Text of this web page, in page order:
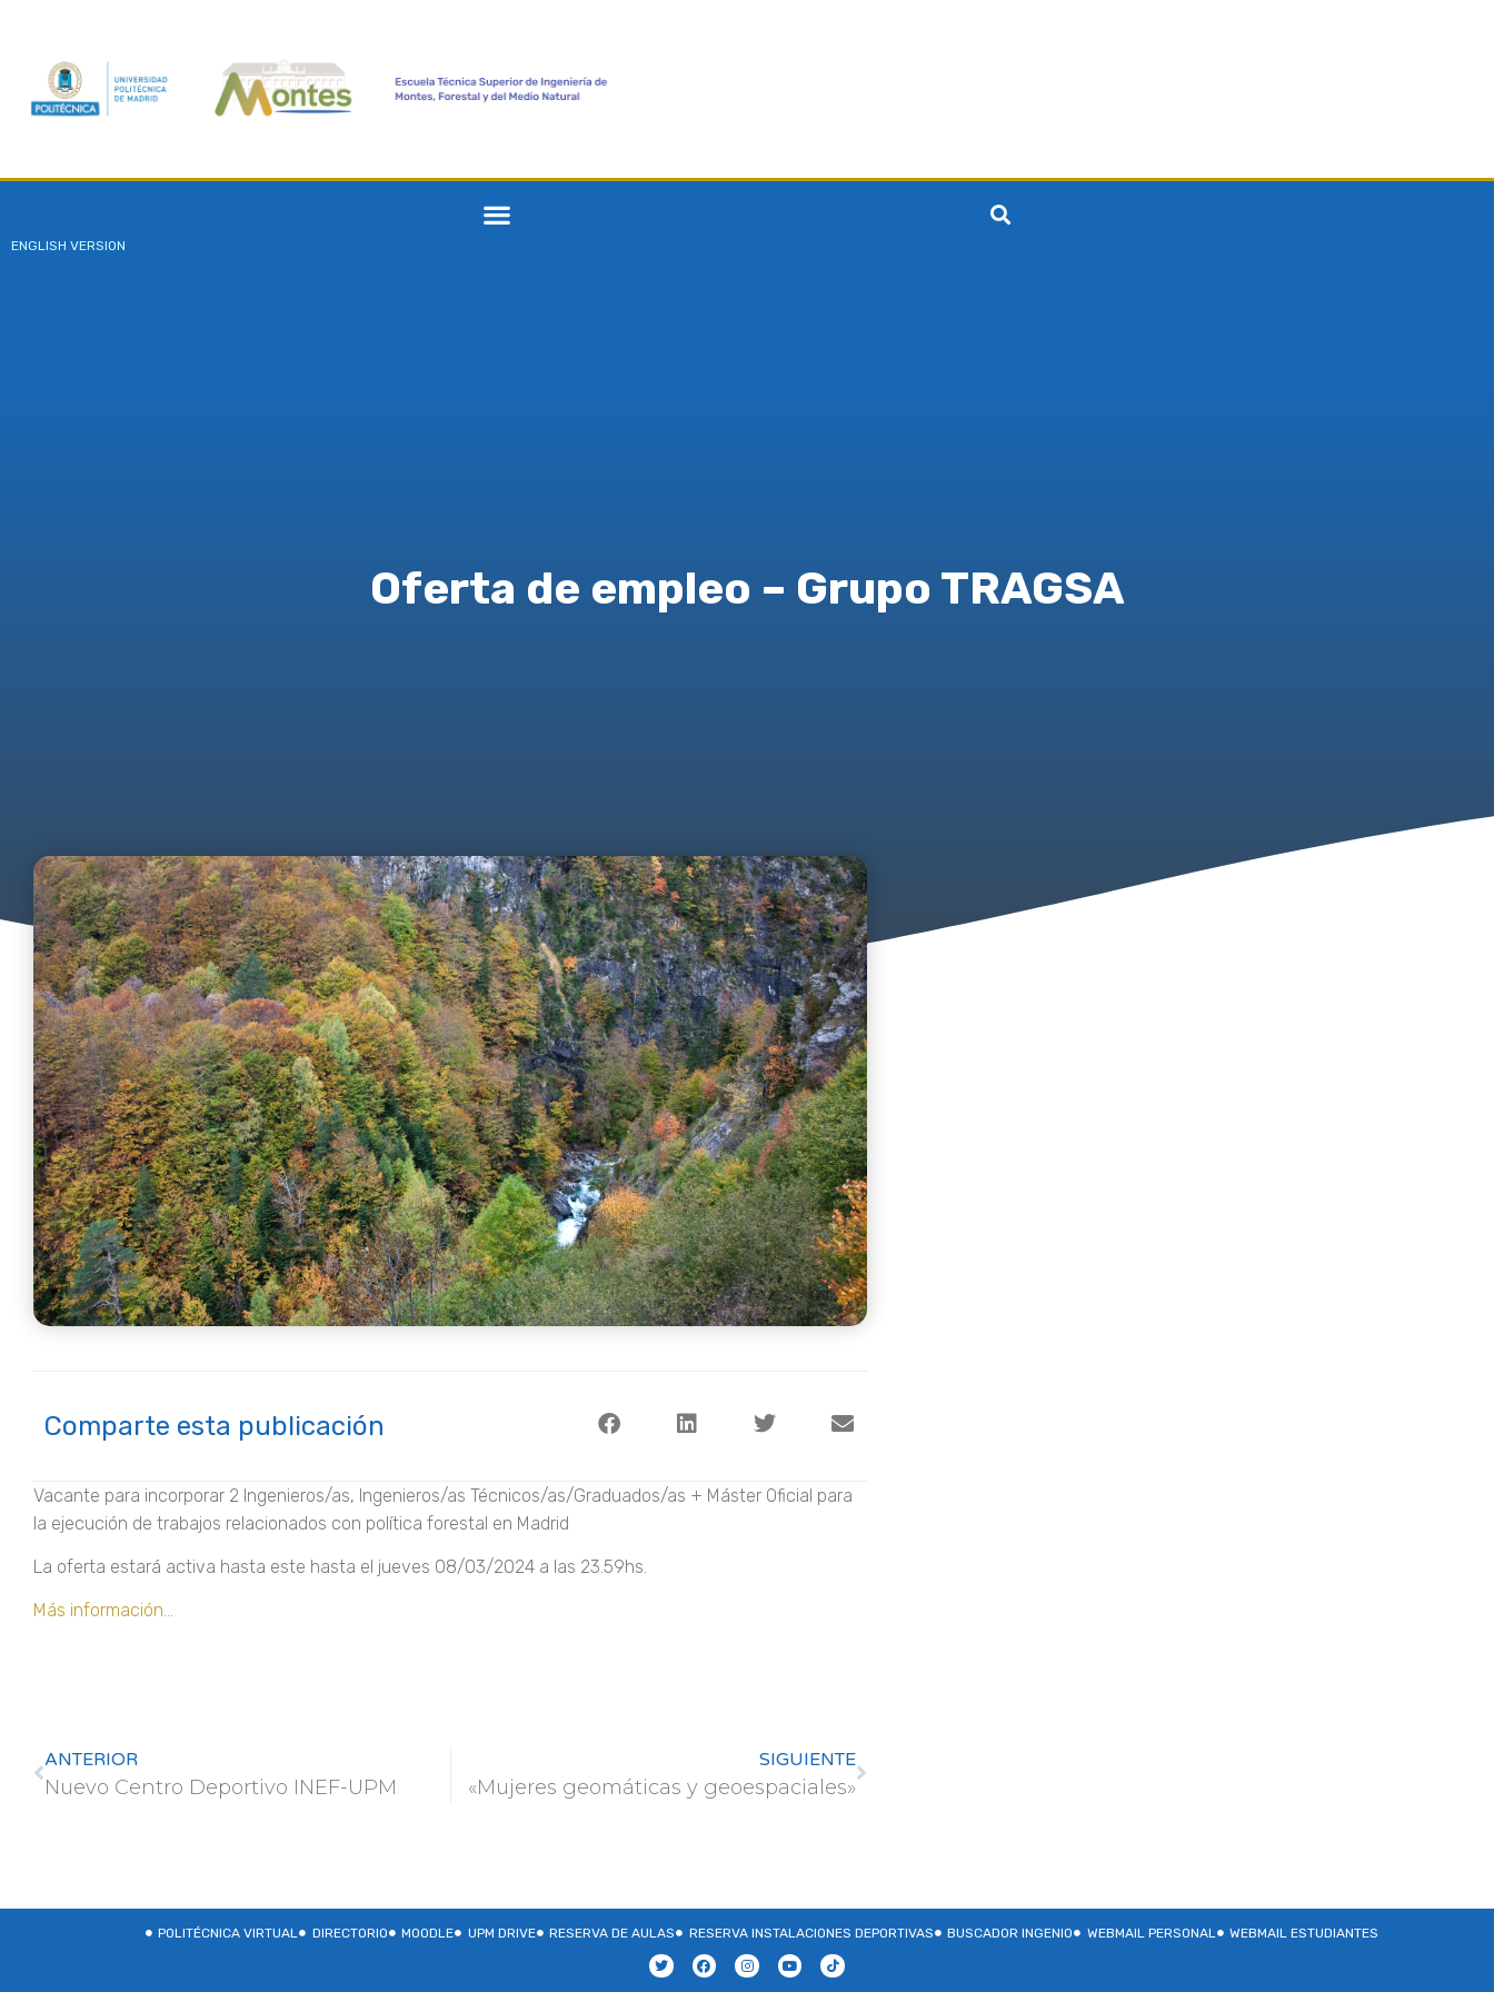
ENGLISH VERSION
Oferta de empleo – Grupo TRAGSA
Comparte esta publicación
Vacante para incorporar 2 Ingenieros/as, Ingenieros/as Técnicos/as/Graduados/as + Máster Oficial para
la ejecución de trabajos relacionados con política forestal en Madrid
La oferta estará activa hasta este hasta el jueves 08/03/2024 a las 23.59hs.
Más información…
ANTERIOR
Nuevo Centro Deportivo INEF-UPM
SIGUIENTE
«Mujeres geomáticas y geoespaciales»
POLITÉCNICA VIRTUAL DIRECTORIO MOODLE UPM DRIVE RESERVA DE AULAS RESERVA INSTALACIONES DEPORTIVAS BUSCADOR INGENIO WEBMAIL PERSONAL WEBMAIL ESTUDIANTES